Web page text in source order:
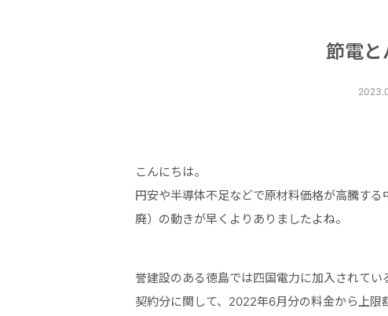
節電
こんにちは。
円安や半導体不足などで原材料価格が高騰す
廃）の動きが早くよりありましたよね。
誉建設のある徳島では四国電力に加入されて
契約分に関して、2022年6月分の料金から上限